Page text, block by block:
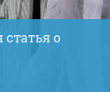
о